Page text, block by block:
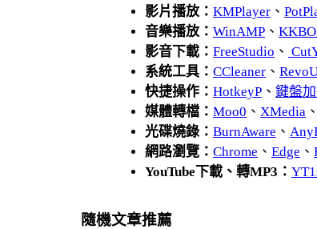
影片播放： KMPlayer、
音樂播放： WinAMP、
影音下載： FreeStudio 、
系統工具： CCleaner、
快捷操作： HotkeyP、 鍵盤
媒體轉檔： Moo0 、 XMedia、
光碟燒錄： BurnAware 、
網路瀏覽： Chrome 、 Edge 、
YouTube下載、轉MP3：
隨機文章推薦